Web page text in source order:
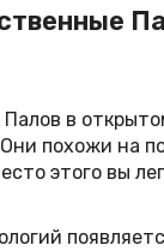
в
похожи на
этого вы